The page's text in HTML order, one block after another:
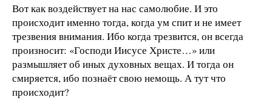
Вот как воздействует на нас самолюбие. И это
происходит именно тогда, когда ум спит и не имеет
трезвения внимания. Ибо когда трезвится, он всегда
произносит: «Господи Иисусе Христе…» или
размышляет об иных духовных вещах. И тогда он
смиряется, ибо познаёт свою немощь. А тут что
происходит?